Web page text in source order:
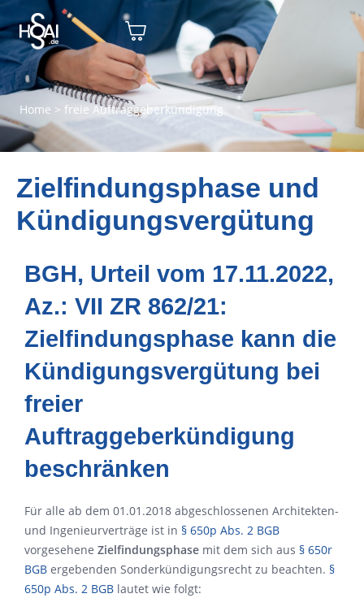
Home > freie Auftraggeberkündigung
Zielfindungsphase und
Kündigungsvergütung
BGH, Urteil vom 17.11.2022,
Az.: VII ZR 862/21:
Zielfindungsphase kann die
Kündigungsvergütung bei
freier
Auftraggeberkündigung
beschränken
Für alle ab dem 01.01.2018 abgeschlossenen Architekten-
und Ingenieurverträge ist in § 650p Abs. 2 BGB
vorgesehene Zielfindungsphase mit dem sich aus § 650r
BGB ergebenden Sonderkündigungsrecht zu beachten. §
650p Abs. 2 BGB lautet wie folgt: